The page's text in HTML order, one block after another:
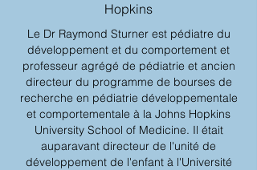
Hopkins
Le Dr Raymond Sturner est pédiatre du
développement et du comportement et
professeur agrégé de pédiatrie et ancien
directeur du programme de bourses de
recherche en pédiatrie développementale
et comportementale à la Johns Hopkins
University School of Medicine. Il était
auparavant directeur de l'unité de
développement de l'enfant à l'Université